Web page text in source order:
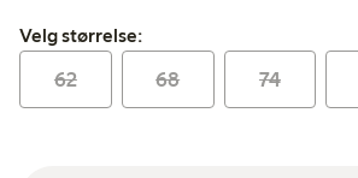
Velg størrelse:
Velg størrelse:
62 68 74